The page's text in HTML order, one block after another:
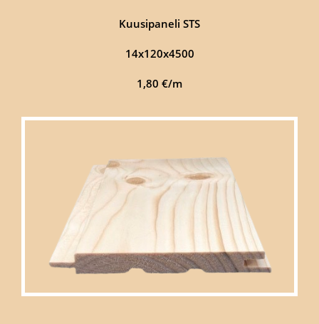
Kuusipaneli STS
14x120x4500
1,80 €/m